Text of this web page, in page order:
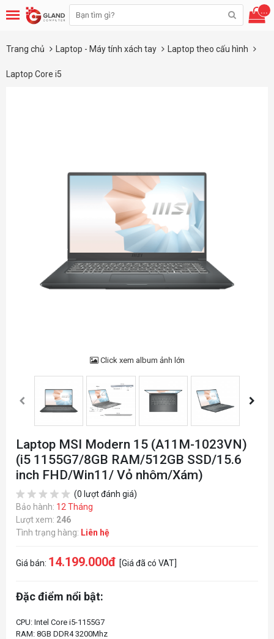
...
Trang chủ Laptop - Máy tính xách tay Laptop theo cấu hình
Laptop Core i5
Click xem album ảnh lớn
Laptop MSI Modern 15 (A11M-1023VN)
(i5 1155G7/8GB RAM/512GB SSD/15.6
inch FHD/Win11/ Vỏ nhôm/Xám)
(0 lượt đánh giá)
Bảo hành: 12 Tháng
Lượt xem: 246
Tình trạng hàng: Liên hệ
Giá bán: 14.199.000đ [Giá đã có VAT]
Đặc điểm nổi bật:
CPU: Intel Core i5-1155G7
RAM: 8GB DDR4 3200Mhz